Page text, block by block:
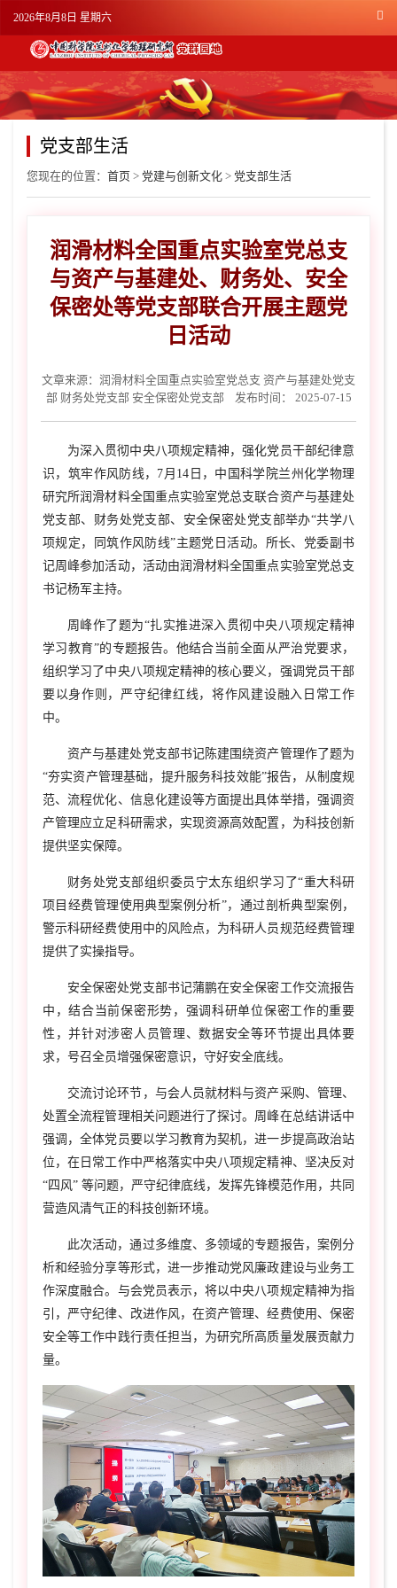
2026年8月8日 星期六
党支部生活
您现在的位置： 首页 > 党建与创新文化 > 党支部生活
润滑材料全国重点实验室党总支
与资产与基建处、财务处、安全
保密处等党支部联合开展主题党
日活动
文章来源： ​润滑材料全国重点实验室党总支 资产与基建处党支
部 财务处党支部 安全保密处党支部
发布时间： 2025-07-15
为深入贯彻中央八项规定精神，强化党员干部纪律意
识，筑牢作风防线，7月14日，中国科学院兰州化学物理
研究所润滑材料全国重点实验室党总支联合资产与基建处
党支部、财务处党支部、安全保密处党支部举办“共学八
项规定，同筑作风防线”主题党日活动。所长、党委副书
记周峰参加活动，活动由润滑材料全国重点实验室党总支
书记杨军主持。
周峰作了题为“扎实推进深入贯彻中央八项规定精神
学习教育”的专题报告。他结合当前全面从严治党要求，
组织学习了中央八项规定精神的核心要义，强调党员干部
要以身作则，严守纪律红线，将作风建设融入日常工作
中。
资产与基建处党支部书记陈建围绕资产管理作了题为
“夯实资产管理基础，提升服务科技效能”报告，从制度规
范、流程优化、信息化建设等方面提出具体举措，强调资
产管理应立足科研需求，实现资源高效配置，为科技创新
提供坚实保障。
财务处党支部组织委员宁太东组织学习了“重大科研
项目经费管理使用典型案例分析”，通过剖析典型案例，
警示科研经费使用中的风险点，为科研人员规范经费管理
提供了实操指导。
安全保密处党支部书记蒲鹏在安全保密工作交流报告
中，结合当前保密形势，强调科研单位保密工作的重要
性，并针对涉密人员管理、数据安全等环节提出具体要
求，号召全员增强保密意识，守好安全底线。
交流讨论环节，与会人员就材料与资产采购、管理、
处置全流程管理相关问题进行了探讨。周峰在总结讲话中
强调，全体党员要以学习教育为契机，进一步提高政治站
位，在日常工作中严格落实中央八项规定精神、坚决反对
“四风” 等问题，严守纪律底线，发挥先锋模范作用，共同
营造风清气正的科技创新环境。
此次活动，通过多维度、多领域的专题报告，案例分
析和经验分享等形式，进一步推动党风廉政建设与业务工
作深度融合。与会党员表示，将以中央八项规定精神为指
引，严守纪律、改进作风，在资产管理、经费使用、保密
安全等工作中践行责任担当，为研究所高质量发展贡献力
量。